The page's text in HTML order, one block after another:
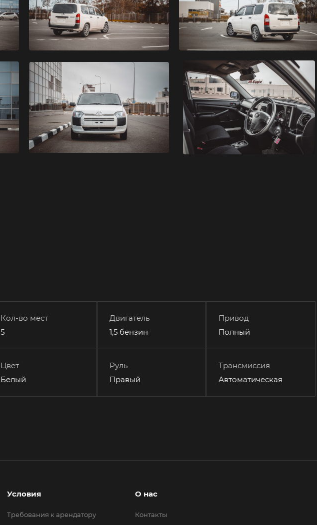
Кол-во мест
5
Двигатель
1,5 бензин
Привод
Полный
Цвет
Белый
Руль
Правый
Трансмиссия
Автоматическая
Условия
Требования к арендатору
О нас
Контакты